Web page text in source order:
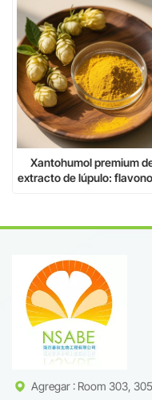
Xantohumol premium
extracto de lúpulo:
Agregar : Room 303,